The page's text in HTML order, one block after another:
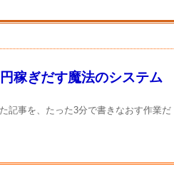
稼ぎだす魔法のシステム
記事を、たった3分で書きなおす作業だ